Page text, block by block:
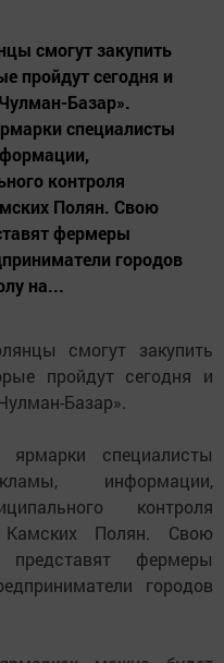
смогут закупить
пройдут сегодня и
Базар».
специалисты
контроля
Полян. Свою
фермеры
городов
на...
смогут закупить
пройдут сегодня и
Базар».
ярмарки специалисты
информации,
контроля
Камских Полян. Свою
фермеры
городов